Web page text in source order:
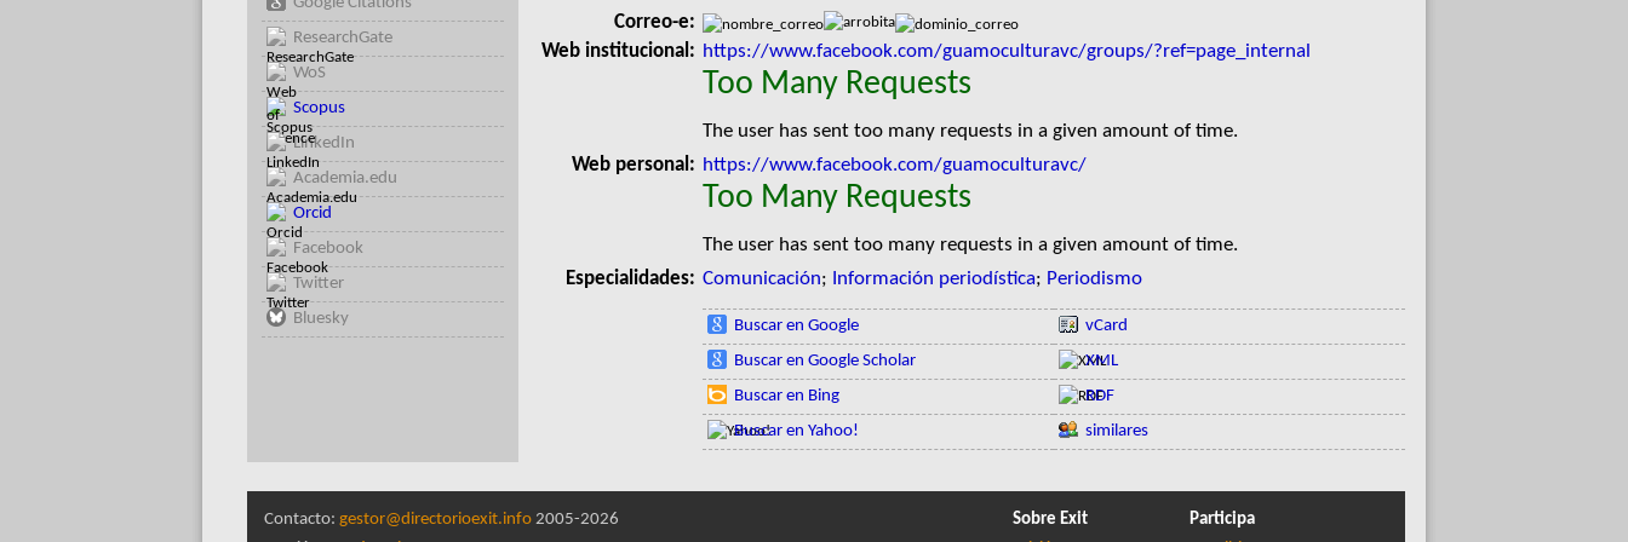
ResearchGate
WoS
Scopus
LinkedIn
Academia.edu
Orcid
Facebook
Twitter
Bluesky
Correo-e:
Web institucional: https://www.facebook.com/guamoculturavc/groups/?ref=page_internal
Too Many Requests
The user has sent too many requests in a given amount of time.
Web personal: https://www.facebook.com/guamoculturavc/
Too Many Requests
The user has sent too many requests in a given amount of time.
Especialidades: Comunicación; Información periodística; Periodismo
Buscar en Google
Buscar en Google Scholar
Buscar en Bing
Buscar en Yahoo!
vCard
XML
RDF
similares
Contacto: gestor@directorioexit.info 2005-2026
Sobre Exit
Participa